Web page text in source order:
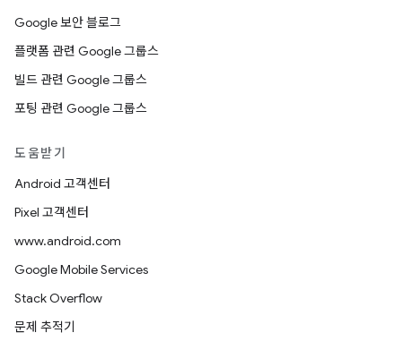
Google 보안 블로그
플랫폼 관련 Google 그룹스
빌드 관련 Google 그룹스
포팅 관련 Google 그룹스
도움받기
Android 고객센터
Pixel 고객센터
www.android.com
Google Mobile Services
Stack Overflow
문제 추적기